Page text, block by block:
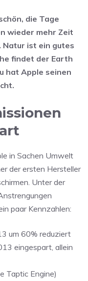
die Tage
wieder mehr Zeit
Natur ist ein gutes
findet der Earth
hat Apple seinen
in Sachen Umwelt
der ersten Hersteller
Unter der
paar Kennzahlen:
um 60% reduziert
eingespart, allein
Taptic Engine)